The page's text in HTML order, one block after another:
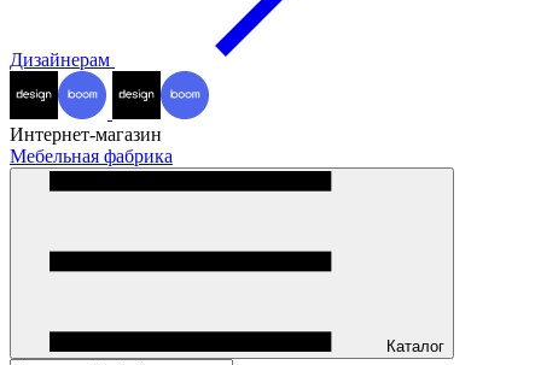
Дизайнерам
Интернет-магазин
Мебельная фабрика
Каталог